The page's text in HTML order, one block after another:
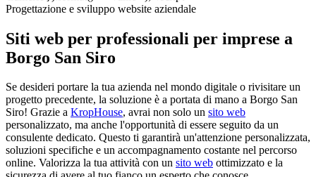
Progettazione e sviluppo website aziendale
Siti web per professionali per imprese a
Borgo San Siro
Se desideri portare la tua azienda nel mondo digitale o rivisitare un
progetto precedente, la soluzione è a portata di mano a Borgo San
Siro! Grazie a KropHouse, avrai non solo un sito web
personalizzato, ma anche l'opportunità di essere seguito da un
consulente dedicato. Questo ti garantirà un'attenzione personalizzata,
soluzioni specifiche e un accompagnamento costante nel percorso
online. Valorizza la tua attività con un sito web ottimizzato e la